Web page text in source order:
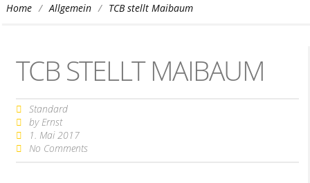
Home / Allgemein / TCB stellt Maibaum
TCB STELLT MAIBAUM
Standard
by Ernst
1. Mai 2017
No Comments